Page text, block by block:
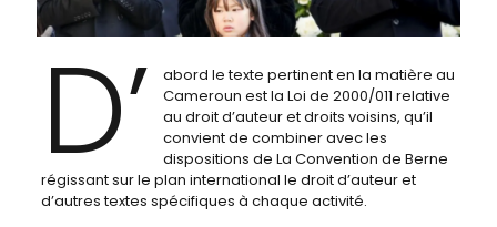
D’
abord le texte pertinent en la matière au
Cameroun est la Loi de 2000/011 relative
au droit d’auteur et droits voisins, qu’il
convient de combiner avec les
dispositions de La Convention de Berne
régissant sur le plan international le droit d’auteur et
d’autres textes spécifiques à chaque activité.